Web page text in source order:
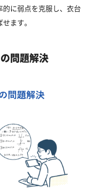
に弱点を克服し、衣台
ます。
問題解決